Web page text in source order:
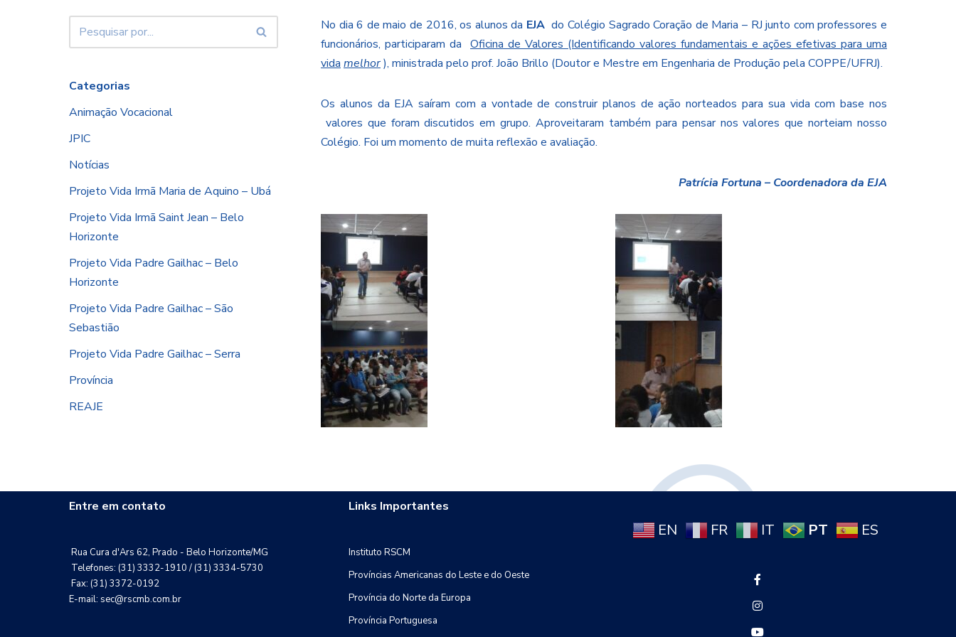
Categorias
Animação Vocacional
JPIC
Notícias
Projeto Vida Irmã Maria de Aquino – Ubá
Projeto Vida Irmã Saint Jean – Belo
Horizonte
Projeto Vida Padre Gailhac – Belo
Horizonte
Projeto Vida Padre Gailhac – São
Sebastião
Projeto Vida Padre Gailhac – Serra
Província
REAJE
No dia 6 de maio de 2016, os alunos da EJA do Colégio Sagrado Coração de Maria – RJ junto com professores e
funcionários, participaram da Oficina de Valores (Identificando valores fundamentais e ações efetivas para uma
vida melhor), ministrada pelo prof. João Brillo (Doutor e Mestre em Engenharia de Produção pela COPPE/UFRJ).
Os alunos da EJA saíram com a vontade de construir planos de ação norteados para sua vida com base nos
valores que foram discutidos em grupo. Aproveitaram também para pensar nos valores que norteiam nosso
Colégio. Foi um momento de muita reflexão e avaliação.
Patrícia Fortuna – Coordenadora da EJA
Entre em contato
Rua Cura d'Ars 62, Prado - Belo Horizonte/MG
Telefones: (31) 3332-1910 / (31) 3334-5730
Fax: (31) 3372-0192
E-mail: sec@rscmb.com.br
Links Importantes
Instituto RSCM
Províncias Americanas do Leste e do Oeste
Província do Norte da Europa
Província Portuguesa
EN FR IT PT ES